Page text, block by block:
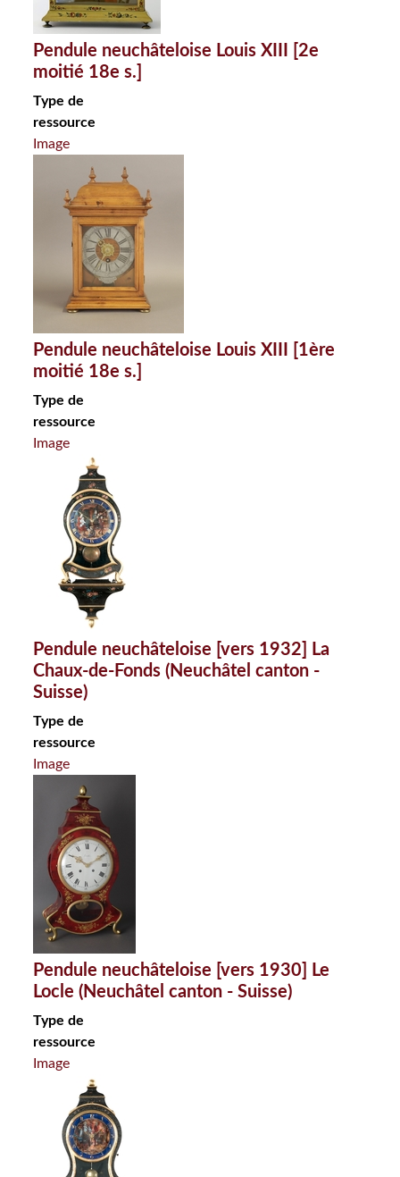
Pendule neuchâteloise Louis XIII [2e
moitié 18e s.]
Type de
ressource
Image
Pendule neuchâteloise Louis XIII [1ère
moitié 18e s.]
Type de
ressource
Image
Pendule neuchâteloise [vers 1932] La
Chaux-de-Fonds (Neuchâtel canton -
Suisse)
Type de
ressource
Image
Pendule neuchâteloise [vers 1930] Le
Locle (Neuchâtel canton - Suisse)
Type de
ressource
Image